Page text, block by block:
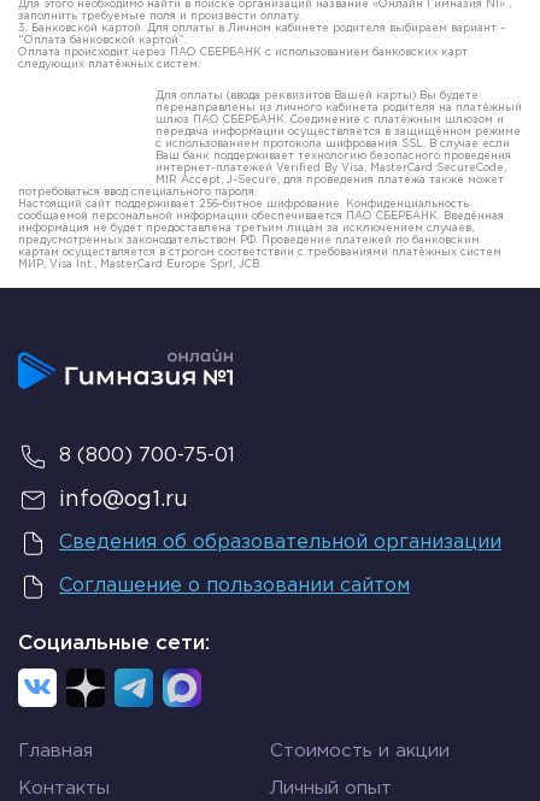
Для этого необходимо найти в поиске организаций название «Онлайн Гимназия N1» ,
заполнить требуемые поля и произвести оплату.
3. Банковской картой. Для оплаты в Личном кабинете родителя выбираем вариант –
“Оплата банковской картой”.
Оплата происходит через ПАО СБЕРБАНК с использованием банковских карт
следующих платёжных систем:
Для оплаты (ввода реквизитов Вашей карты) Вы будете
перенаправлены из личного кабинета родителя на платёжный
шлюз ПАО СБЕРБАНК. Соединение с платёжным шлюзом и
передача информации осуществляется в защищённом режиме
с использованием протокола шифрования SSL. В случае если
Ваш банк поддерживает технологию безопасного проведения
интернет-платежей Verified By Visa, MasterCard SecureCode,
MIR Accept, J-Secure, для проведения платежа также может
потребоваться ввод специального пароля.
Настоящий сайт поддерживает 256-битное шифрование. Конфиденциальность
сообщаемой персональной информации обеспечивается ПАО СБЕРБАНК. Введённая
информация не будет предоставлена третьим лицам за исключением случаев,
предусмотренных законодательством РФ. Проведение платежей по банковским
картам осуществляется в строгом соответствии с требованиями платёжных систем
МИР, Visa Int., MasterCard Europe Sprl, JCB.
8 (800) 700-75-01
info@og1.ru
Сведения об образовательной организации
Соглашение о пользовании сайтом
Социальные сети:
Главная Стоимость и акции
Контакты Личный опыт